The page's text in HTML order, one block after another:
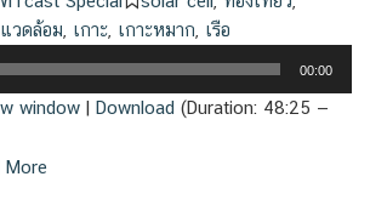
วดล้อม เกาะ เกาะหมาก เรือ
00:00
window | Download (Duration: 48:25 —
More